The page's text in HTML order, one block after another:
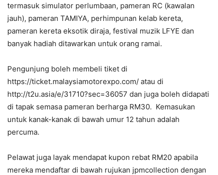
termasuk simulator perlumbaan, pameran RC (kawalan
jauh), pameran TAMIYA, perhimpunan kelab kereta,
pameran kereta eksotik diraja, festival muzik LFYE dan
banyak hadiah ditawarkan untuk orang ramai.
Pengunjung boleh membeli tiket di
https://ticket.malaysiamotorexpo.com/ atau di
http://t2u.asia/e/31710?sec=36057 dan juga boleh didapati
di tapak semasa pameran berharga RM30. Kemasukan
untuk kanak-kanak di bawah umur 12 tahun adalah
percuma.
Pelawat juga layak mendapat kupon rebat RM20 apabila
mereka mendaftar di bawah rujukan jpmcollection dengan